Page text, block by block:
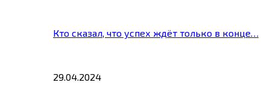
Кто сказал, что успех ждёт только в конце…
29.04.2024